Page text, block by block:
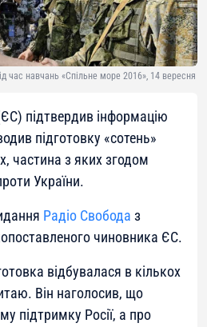
час навчань «Спільне море 2016», 14 вересня
підтвердив інформацію
підготовку «сотень»
частина з яких згодом
України.
Радіо Свобода з
чиновника ЄС.
відбувалася в кількох
Він наголосив, що
підтримку Росії, а про